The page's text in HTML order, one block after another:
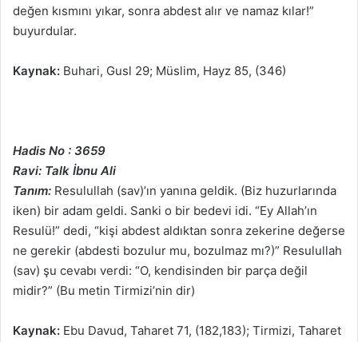
değen kısmını yıkar, sonra abdest alır ve namaz kılar!”
buyurdular.
Kaynak: Buhari, Gusl 29; Müslim, Hayz 85, (346)
Hadis No : 3659
Ravi: Talk İbnu Ali
Tanım: Resulullah (sav)’ın yanına geldik. (Biz huzurlarında
iken) bir adam geldi. Sanki o bir bedevi idi. “Ey Allah’ın
Resulü!” dedi, “kişi abdest aldıktan sonra zekerine değerse
ne gerekir (abdesti bozulur mu, bozulmaz mı?)” Resulullah
(sav) şu cevabı verdi: “O, kendisinden bir parça değil
midir?” (Bu metin Tirmizi’nin dir)
Kaynak: Ebu Davud, Taharet 71, (182,183); Tirmizi, Taharet